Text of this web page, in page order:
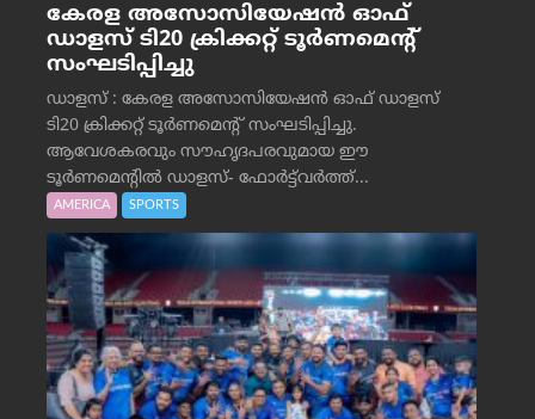
കേരള അസോസിയേഷൻ ഓഫ്
ഡാളസ് ടി20 ക്രിക്കറ്റ് ടൂർണമെന്റ്
സംഘടിപ്പിച്ചു
ഡാളസ് : കേരള അസോസിയേഷൻ ഓഫ് ഡാളസ്
ടി20 ക്രിക്കറ്റ് ടൂർണമെന്റ് സംഘടിപ്പിച്ചു.
ആവേശകരവും സൗഹൃദപരവുമായ ഈ
ടൂർണമെന്റിൽ ഡാളസ്- ഫോർട്ട്‌വര്‍ത്ത്...
AMERICA SPORTS